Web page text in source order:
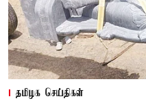
தமிழக செய்திகள்